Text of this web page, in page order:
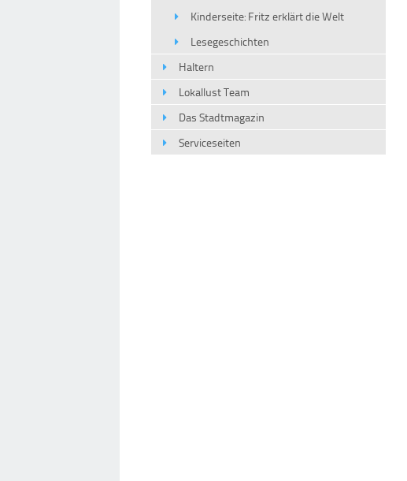
Kinderseite: Fritz erklärt die Welt
Lesegeschichten
Haltern
Lokallust Team
Das Stadtmagazin
Serviceseiten